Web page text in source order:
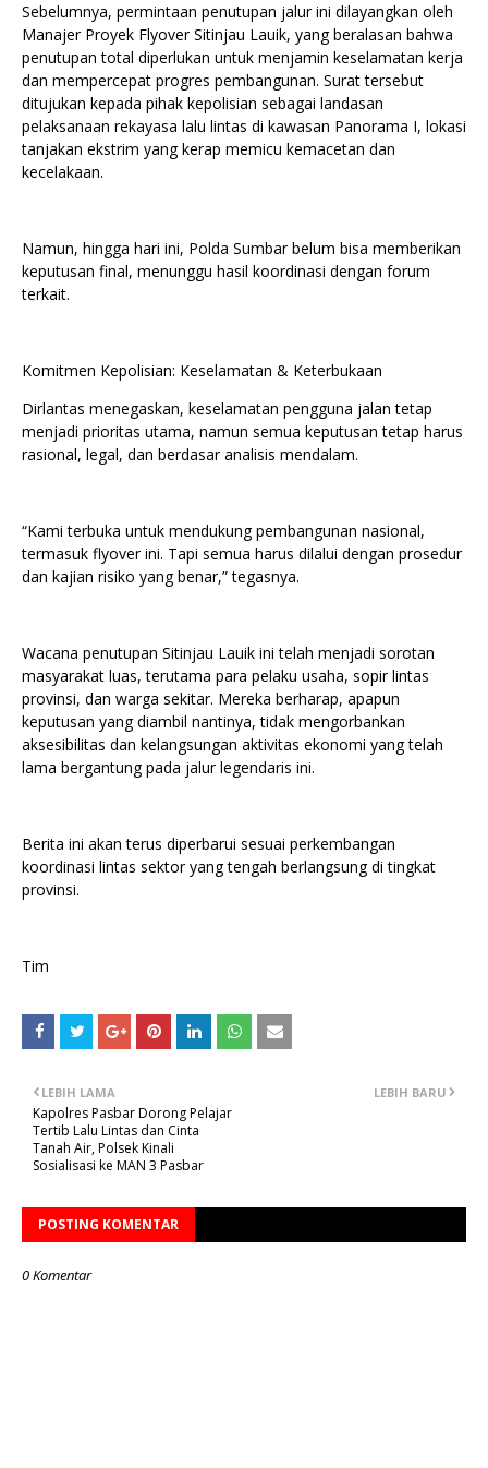
Sebelumnya, permintaan penutupan jalur ini dilayangkan oleh
Manajer Proyek Flyover Sitinjau Lauik, yang beralasan bahwa
penutupan total diperlukan untuk menjamin keselamatan kerja
dan mempercepat progres pembangunan. Surat tersebut
ditujukan kepada pihak kepolisian sebagai landasan
pelaksanaan rekayasa lalu lintas di kawasan Panorama I, lokasi
tanjakan ekstrim yang kerap memicu kemacetan dan
kecelakaan.
Namun, hingga hari ini, Polda Sumbar belum bisa memberikan
keputusan final, menunggu hasil koordinasi dengan forum
terkait.
Komitmen Kepolisian: Keselamatan & Keterbukaan
Dirlantas menegaskan, keselamatan pengguna jalan tetap
menjadi prioritas utama, namun semua keputusan tetap harus
rasional, legal, dan berdasar analisis mendalam.
“Kami terbuka untuk mendukung pembangunan nasional,
termasuk flyover ini. Tapi semua harus dilalui dengan prosedur
dan kajian risiko yang benar,” tegasnya.
Wacana penutupan Sitinjau Lauik ini telah menjadi sorotan
masyarakat luas, terutama para pelaku usaha, sopir lintas
provinsi, dan warga sekitar. Mereka berharap, apapun
keputusan yang diambil nantinya, tidak mengorbankan
aksesibilitas dan kelangsungan aktivitas ekonomi yang telah
lama bergantung pada jalur legendaris ini.
Berita ini akan terus diperbarui sesuai perkembangan
koordinasi lintas sektor yang tengah berlangsung di tingkat
provinsi.
Tim
LEBIH BARU
LEBIH LAMA
Kapolres Pasbar Dorong Pelajar
Tertib Lalu Lintas dan Cinta
Tanah Air, Polsek Kinali
Sosialisasi ke MAN 3 Pasbar
POSTING KOMENTAR
0 Komentar